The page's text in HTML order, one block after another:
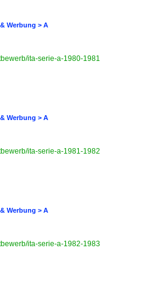
Werbung > A
ita-serie-a-1980-1981
Werbung > A
ita-serie-a-1981-1982
Werbung > A
ita-serie-a-1982-1983